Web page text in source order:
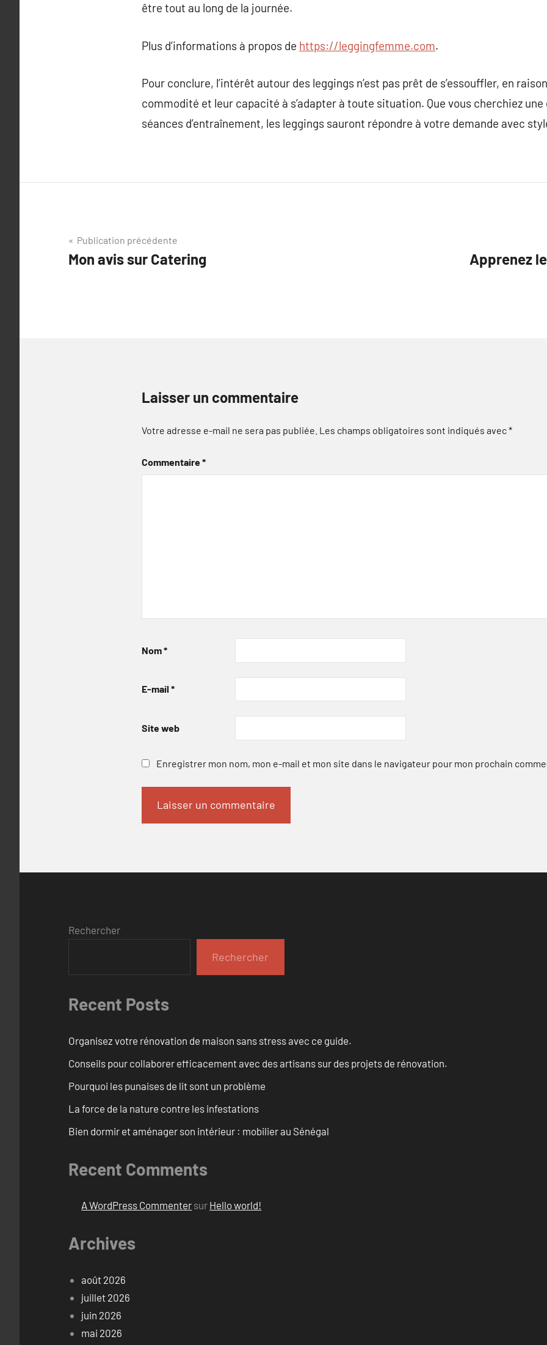
être tout au long de la journée.
Plus d’informations à propos de https://leggingfemme.com.
Pour conclure, l’intérêt autour des leggings n’est pas prêt de s’essouffler, en
commodité et leur capacité à s’adapter à toute situation. Que vous cherchiez
séances d’entraînement, les leggings sauront répondre à votre demande avec
Navigation
de
Publication précédente
Mon avis sur Catering
Apprenez
Laisser un commentaire
Votre adresse e-mail ne sera pas publiée. Les champs obligatoires sont indiqués avec*
Commentaire*
Nom*
E-mail *
Site web
Enregistrer mon nom, mon e-mail et mon site dans le navigateur pour mon prochain
Rechercher
Rechercher
Recent Posts
Organisez votre rénovation de maison sans stress avec ce guide.
Conseils pour collaborer efficacement avec des artisans sur des projets de rénovation.
Pourquoi les punaises de lit sont un problème
La force de la nature contre les infestations
Bien dormir et aménager son intérieur : mobilier au Sénégal
Recent Comments
A WordPress Commenter sur Hello world!
Archives
août 2026
juillet 2026
juin 2026
mai 2026